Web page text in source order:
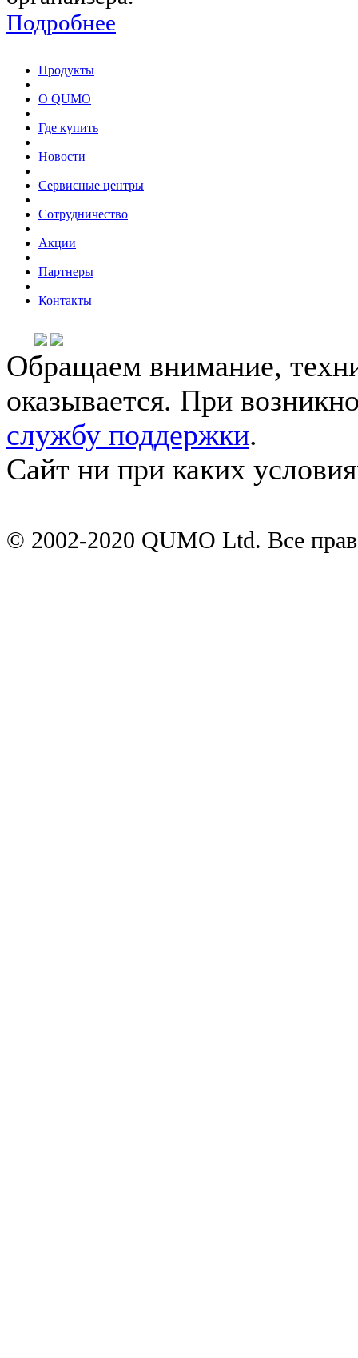
Подробнее
Продукты
О QUMO
Где купить
Новости
Сервисные центры
Сотрудничество
Акции
Партнеры
Контакты
Обращаем внимание,
оказывается. При
службу поддержки.
Сайт ни при каких
© 2002-2020 QUMO Ltd. Все